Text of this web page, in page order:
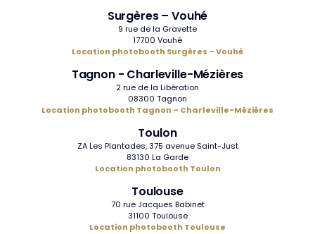
Surgères – Vouhé
9 rue de la Gravette
17700 Vouhé
Location photobooth Surgères – Vouhé
Tagnon - Charleville-Mézières
2 rue de la Libération
08300 Tagnon
Location photobooth Tagnon – Charleville-Mézières
Toulon
ZA Les Plantades, 375 avenue Saint-Just
83130 La Garde
Location photobooth Toulon
Toulouse
70 rue Jacques Babinet
31100 Toulouse
Location photobooth Toulouse